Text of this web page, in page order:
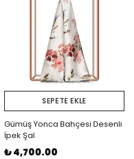
SEPETE EKLE
Gümüş Yonca Bahçesi Desenli
İpek Şal
₺ 4,700.00